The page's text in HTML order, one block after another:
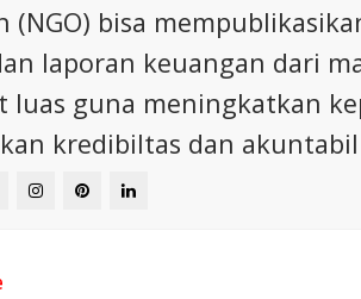
(NGO) bisa
laporan keuangan dari
luas guna meningkatkan
kredibiltas dan